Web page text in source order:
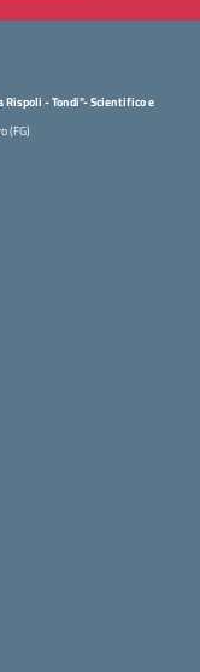
Rispoli - Tondi"- Scientifico e
(FG)